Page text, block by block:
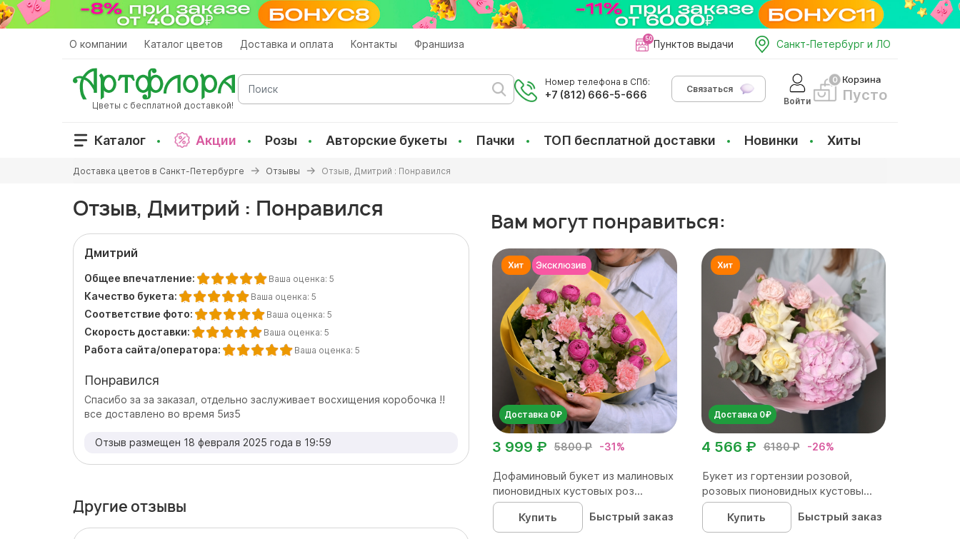
Перейти
к
О компании Каталог цветов Доставка и оплата Контакты Франшиза Пунктов выдачи Санкт-Петербург и ЛО
Цветы с бесплатной доставкой!
Поиск
Номер телефона в СПб:
+7 (812) 666-5-666
Связаться
Войти
Корзина
Пусто
Каталог Акции Розы Авторские букеты Пачки ТОП бесплатной доставки Новинки Хиты
здесь
Доставка цветов в Санкт-Петербурге Отзывы Отзыв, Дмитрий : Понравился
Отзыв, Дмитрий : Понравился
Дмитрий
Общее впечатление: Ваша оценка: 5
Качество букета: Ваша оценка: 5
Соответствие фото: Ваша оценка: 5
Скорость доставки: Ваша оценка: 5
Работа сайта/оператора: Ваша оценка: 5
Понравился
Спасибо за за заказал, отдельно заслуживает восхищения коробочка !!
все доставлено во время 5из5
Отзыв размещен 18 февраля 2025 года в 19:59
Другие отзывы
Вам могут понравиться:
Доставка 0₽
5800 ₽ -31%
3 999 ₽
Дофаминовый букет из малиновых
пионовидных кустовых роз...
Купить
Быстрый заказ
Доставка 0₽
6180 ₽ -26%
4 566 ₽
Букет из гортензии розовой,
розовых пионовидных кустовы...
Купить
Быстрый заказ